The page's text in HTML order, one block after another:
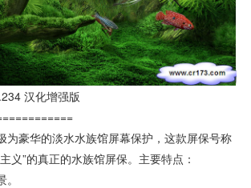
汉化增强版
为豪华的淡水水族馆屏幕保护，这款屏保号称
义”的真正的水族馆屏保。主要特点：